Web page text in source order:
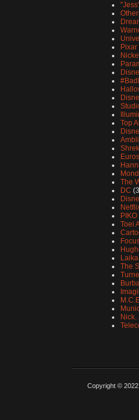
Pixar
Top
Shrek
The
DC
Toei
Laika
The
Nick.
Copyright © 2022